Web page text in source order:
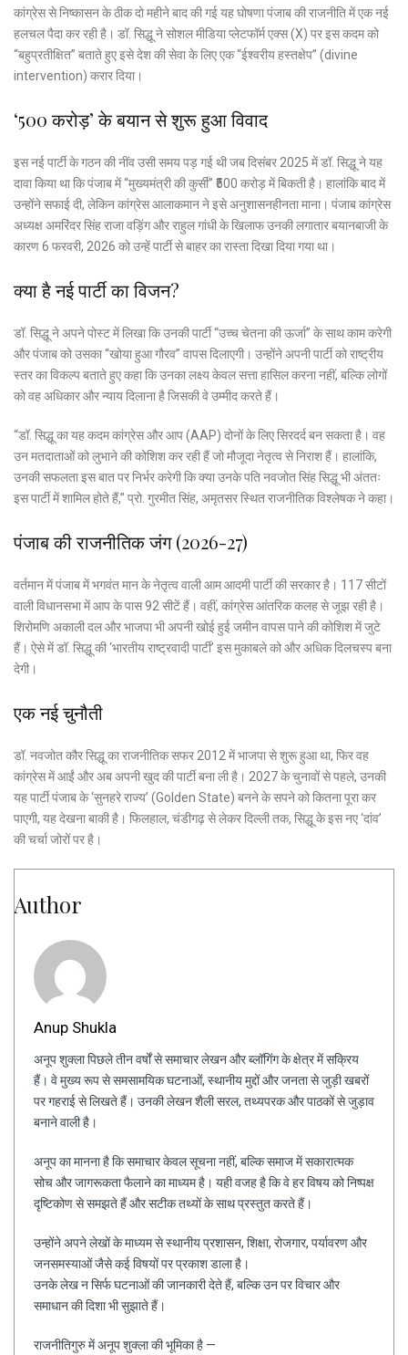
कांग्रेस से निष्कासन के ठीक दो महीने बाद की गई यह घोषणा पंजाब की राजनीति में एक नई
हलचल पैदा कर रही है। डॉ. सिद्धू ने सोशल मीडिया प्लेटफॉर्म एक्स (X) पर इस कदम को
“बहुप्रतीक्षित” बताते हुए इसे देश की सेवा के लिए एक “ईश्वरीय हस्तक्षेप” (divine
intervention) करार दिया।
‘500 करोड़’ के बयान से शुरू हुआ विवाद
इस नई पार्टी के गठन की नींव उसी समय पड़ गई थी जब दिसंबर 2025 में डॉ. सिद्धू ने यह
दावा किया था कि पंजाब में “मुख्यमंत्री की कुर्सी” ₹500 करोड़में बिकती है। हालांकि बाद में
उन्होंने सफाई दी, लेकिन कांग्रेस आलाकमान ने इसे अनुशासनहीनता माना। पंजाब कांग्रेस
अध्यक्ष अमरिंदर सिंह राजा वड़िंग और राहुल गांधी के खिलाफ उनकी लगातार बयानबाजी के
कारण 6 फरवरी, 2026 को उन्हें पार्टी से बाहर का रास्ता दिखा दिया गया था।
क्या है नई पार्टी का विजन?
डॉ. सिद्धू ने अपने पोस्ट में लिखा कि उनकी पार्टी “उच्च चेतना की ऊर्जा” के साथ काम करेगी
और पंजाब को उसका “खोया हुआ गौरव” वापस दिलाएगी। उन्होंने अपनी पार्टी को राष्ट्रीय
स्तर का विकल्प बताते हुए कहा कि उनका लक्ष्य केवल सत्ता हासिल करना नहीं, बल्कि लोगों
को वह अधिकार और न्याय दिलाना है जिसकी वे उम्मीद करते हैं।
“डॉ. सिद्धू का यह कदम कांग्रेस और आप (AAP) दोनों के लिए सिरदर्द बन सकता है। वह
उन मतदाताओं को लुभाने की कोशिश कर रही हैं जो मौजूदा नेतृत्व से निराश हैं। हालांकि,
उनकी सफलता इस बात पर निर्भर करेगी कि क्या उनके पति नवजोत सिंह सिद्धू भी अंततः
इस पार्टी में शामिल होते हैं,” प्रो. गुरमीत सिंह, अमृतसर स्थित राजनीतिक विश्लेषक ने कहा।
पंजाब की राजनीतिक जंग (2026-27)
वर्तमान में पंजाब में भगवंत मान के नेतृत्व वाली आम आदमी पार्टी की सरकार है। 117 सीटों
वाली विधानसभा में आप के पास 92 सीटें हैं। वहीं, कांग्रेस आंतरिक कलह से जूझ रही है।
शिरोमणि अकाली दल और भाजपा भी अपनी खोई हुई जमीन वापस पाने की कोशिश में जुटे
हैं। ऐसे में डॉ. सिद्धू की ‘भारतीय राष्ट्रवादी पार्टी’ इस मुकाबले को और अधिक दिलचस्प बना
देगी।
एक नई चुनौती
डॉ. नवजोत कौर सिद्धू का राजनीतिक सफर 2012 में भाजपा से शुरू हुआ था, फिर वह
कांग्रेस में आईं और अब अपनी खुद की पार्टी बना ली है। 2027 के चुनावों से पहले, उनकी
यह पार्टी पंजाब के ‘सुनहरे राज्य’ (Golden State) बनने के सपने को कितना पूरा कर
पाएगी, यह देखना बाकी है। फिलहाल, चंडीगढ़ से लेकर दिल्ली तक, सिद्धू के इस नए ‘दांव’
की चर्चा जोरों पर है।
Author
Anup Shukla
अनूप शुक्ला पिछले तीन वर्षों से समाचार लेखन और ब्लॉगिंग के क्षेत्र में सक्रिय
हैं। वे मुख्य रूप से समसामयिक घटनाओं, स्थानीय मुद्दों और जनता से जुड़ी खबरों
पर गहराई से लिखते हैं। उनकी लेखन शैली सरल, तथ्यपरक और पाठकों से जुड़ाव
बनाने वाली है।
अनूप का मानना है कि समाचार केवल सूचना नहीं, बल्कि समाज में सकारात्मक
सोच और जागरूकता फैलाने का माध्यम है। यही वजह है कि वे हर विषय को निष्पक्ष
दृष्टिकोण से समझते हैं और सटीक तथ्यों के साथ प्रस्तुत करते हैं।
उन्होंने अपने लेखों के माध्यम से स्थानीय प्रशासन, शिक्षा, रोजगार, पर्यावरण और
जनसमस्याओं जैसे कई विषयों पर प्रकाश डाला है।
उनके लेख न सिर्फ घटनाओं की जानकारी देते हैं, बल्कि उन पर विचार और
समाधान की दिशा भी सुझाते हैं।
राजनीतिगुरु में अनूप शुक्ला की भूमिका है —